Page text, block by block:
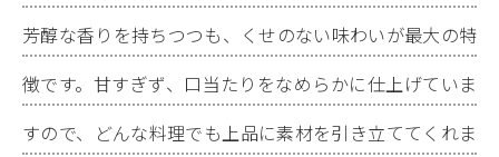
芳醇な香りを持ちつつも、くせのない味わいが最大の特
徴です。甘すぎず、口当たりをなめらかに仕上げていま
すので、どんな料理でも上品に素材を引き立ててくれま